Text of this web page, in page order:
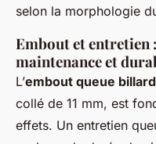
selon la morphologie
Embout et entretien
maintenance et
L’embout queue
collé de 11 mm, est
effets. Un entretien